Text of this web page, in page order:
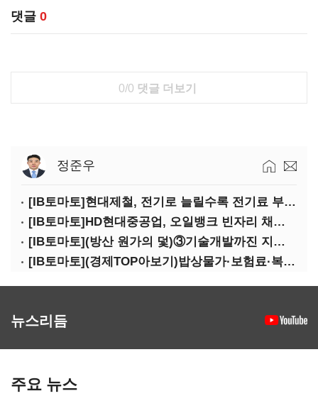
댓글 0
0/0 댓글 더보기
정준우
[IB토마토]현대제철, 전기로 늘릴수록 전기료 부담…저탄소 전환의 역설
[IB토마토]HD현대중공업, 오일뱅크 빈자리 채웠다…그룹 배당 핵심축 부상
[IB토마토](방산 원가의 덫)③기술개발까진 지원…수출은 각자도생
[IB토마토](경제TOP아보기)밥상물가·보험료·복구비…장마가 내미는 청구서
뉴스리듬
주요 뉴스